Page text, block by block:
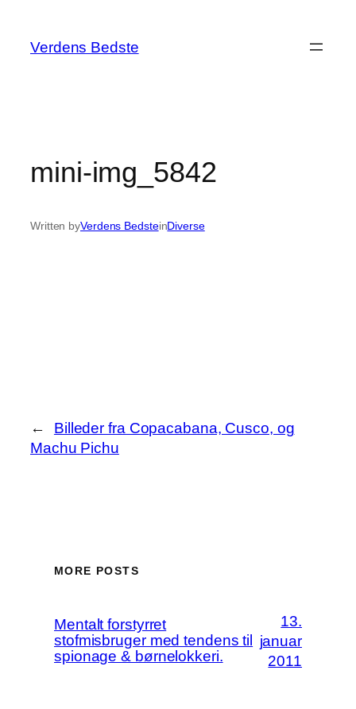
indhold
Verdens Bedste
mini-img_5842
Written byVerdens BedsteinDiverse
←
Billeder fra Copacabana, Cusco, og
Machu Pichu
MORE POSTS
Mentalt forstyrret
stofmisbruger med tendens til
spionage & børnelokkeri.
13.
januar
2011